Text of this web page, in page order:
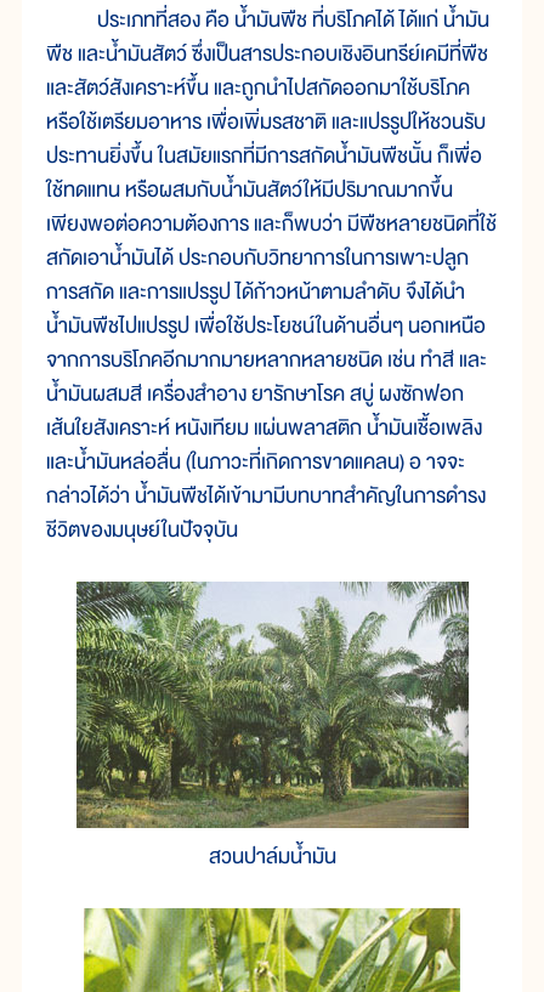
ประเภทที่สอง คือ น้ำมันพืช ที่บริโภคได้ ได้แก่ น้ำมัน
พืช และน้ำมันสัตว์ ซึ่งเป็นสารประกอบเชิงอินทรีย์เคมีที่พืช
และสัตว์สังเคราะห์ขึ้น และถูกนำไปสกัดออกมาใช้บริโภค
หรือใช้เตรียมอาหาร เพื่อเพิ่มรสชาติ และแปรรูปให้ชวนรับ
ประทานยิ่งขึ้น ในสมัยแรกที่มีการสกัดน้ำมันพืชนั้น ก็เพื่อ
ใช้ทดแทน หรือผสมกับน้ำมันสัตว์ให้มีปริมาณมากขึ้น
เพียงพอต่อความต้องการ และก็พบว่า มีพืชหลายชนิดที่ใช้
สกัดเอาน้ำมันได้ ประกอบกับวิทยาการในการเพาะปลูก
การสกัด และการแปรรูป ได้ก้าวหน้าตามลำดับ จึงได้นำ
น้ำมันพืชไปแปรรูป เพื่อใช้ประโยชน์ในด้านอื่นๆ นอกเหนือ
จากการบริโภคอีกมากมายหลากหลายชนิด เช่น ทำสี และ
น้ำมันผสมสี เครื่องสำอาง ยารักษาโรค สบู่ ผงซักฟอก
เส้นใยสังเคราะห์ หนังเทียม แผ่นพลาสติก น้ำมันเชื้อเพลิง
และน้ำมันหล่อลื่น (ในภาวะที่เกิดการขาดแคลน) อ าจจะ
กล่าวได้ว่า น้ำมันพืชได้เข้ามามีบทบาทสำคัญในการดำรง
ชีวิตของมนุษย์ในปัจจุบัน
สวนปาล์มน้ำมัน